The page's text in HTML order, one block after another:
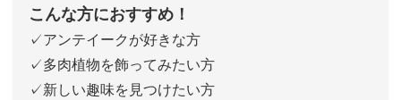
こんな方におすすめ！
✓アンテイークが好きな方
✓多肉植物を飾ってみたい方
✓新しい趣味を見つけたい方